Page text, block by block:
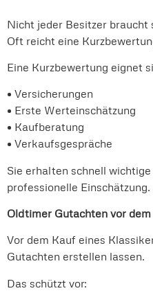
Nicht jeder Besitzer
Oft reicht eine
Eine Kurzbewertung eignet
• Versicherungen
• Erste Werteinschätzung
• Kaufberatung
• Verkaufsgespräche
Sie erhalten schnell
professionelle Einschätzung.
Oldtimer Gutachten vor
Vor dem Kauf eines
Gutachten erstellen lassen.
Das schützt vor: